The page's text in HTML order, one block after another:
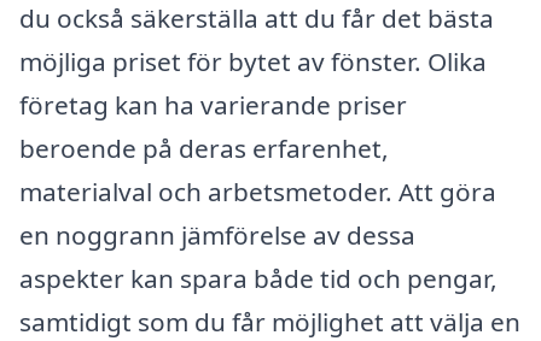
du också säkerställa att du får det bästa
möjliga priset för bytet av fönster. Olika
företag kan ha varierande priser
beroende på deras erfarenhet,
materialval och arbetsmetoder. Att göra
en noggrann jämförelse av dessa
aspekter kan spara både tid och pengar,
samtidigt som du får möjlighet att välja en